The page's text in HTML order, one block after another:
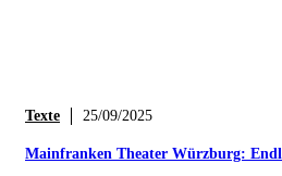
Texte 25/09/2025
Mainfranken Theater Würzburg: